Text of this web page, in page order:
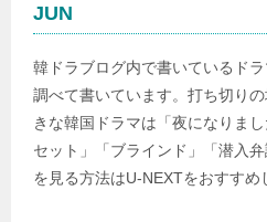
JUN
韓ドラブログ内で書いているド
調べて書いています。打ち切り
きな韓国ドラマは「夜になりま
セット」「ブラインド」「潜入
を見る方法はU-NEXTをおすすめ